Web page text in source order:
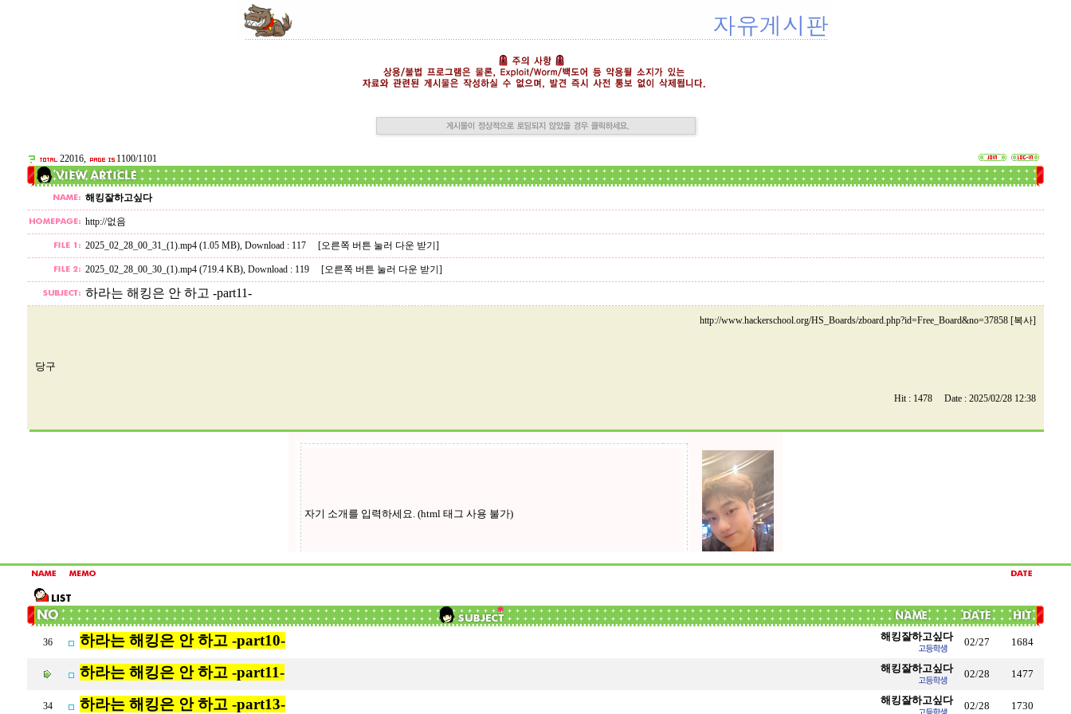
22016, 1100/1101
해킹잘하고싶다
http://없음
2025_02_28_00_31_(1).mp4 (1.05 MB), Download : 117 [오른쪽 버튼 눌러 다운 받기]
2025_02_28_00_30_(1).mp4 (719.4 KB), Download : 119 [오른쪽 버튼 눌러 다운 받기]
하라는 해킹은 안 하고 -part11-
http://www.hackerschool.org/HS_Boards/zboard.php?id=Free_Board&no=37858 [복사]
당구
Hit : 1478 Date : 2025/02/28 12:38
36 하라는 해킹은 안 하고 -part10- 해킹잘하고싶다 02/27 1684
하라는 해킹은 안 하고 -part11- 해킹잘하고싶다 02/28 1477
34 하라는 해킹은 안 하고 -part13- 해킹잘하고싶다 02/28 1730